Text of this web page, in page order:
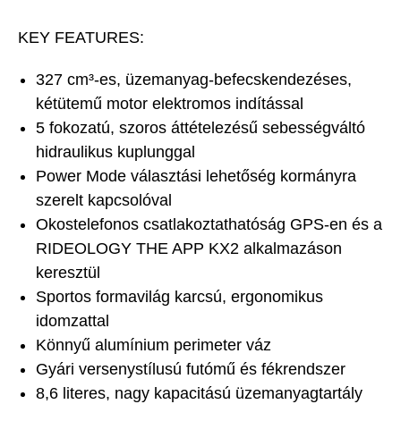
KEY FEATURES:
327 cm³-es, üzemanyag-befecskendezéses,
kétütemű motor elektromos indítással
5 fokozatú, szoros áttételezésű sebességváltó
hidraulikus kuplunggal
Power Mode választási lehetőség kormányra
szerelt kapcsolóval
Okostelefonos csatlakoztathatóság GPS-en és a
RIDEOLOGY THE APP KX2 alkalmazáson
keresztül
Sportos formavilág karcsú, ergonomikus
idomzattal
Könnyű alumínium perimeter váz
Gyári versenystílusú futómű és fékrendszer
8,6 literes, nagy kapacitású üzemanyagtartály